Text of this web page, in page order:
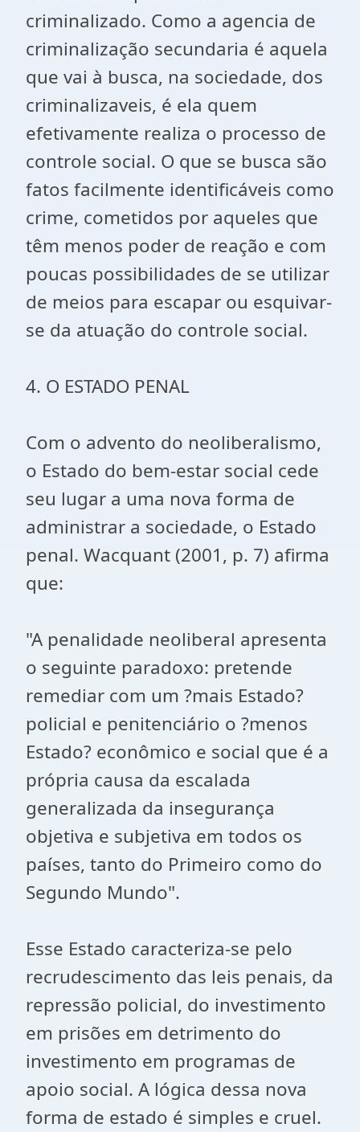
criminalizado. Como a agencia de
criminalização secundaria é aquela
que vai à busca, na sociedade, dos
criminalizaveis, é ela quem
efetivamente realiza o processo de
controle social. O que se busca são
fatos facilmente identificáveis como
crime, cometidos por aqueles que
têm menos poder de reação e com
poucas possibilidades de se utilizar
de meios para escapar ou esquivar-
se da atuação do controle social.
4. O ESTADO PENAL
Com o advento do neoliberalismo,
o Estado do bem-estar social cede
seu lugar a uma nova forma de
administrar a sociedade, o Estado
penal. Wacquant (2001, p. 7) afirma
que:
"A penalidade neoliberal apresenta
o seguinte paradoxo: pretende
remediar com um ?mais Estado?
policial e penitenciário o ?menos
Estado? econômico e social que é a
própria causa da escalada
generalizada da insegurança
objetiva e subjetiva em todos os
países, tanto do Primeiro como do
Segundo Mundo".
Esse Estado caracteriza-se pelo
recrudescimento das leis penais, da
repressão policial, do investimento
em prisões em detrimento do
investimento em programas de
apoio social. A lógica dessa nova
forma de estado é simples e cruel.